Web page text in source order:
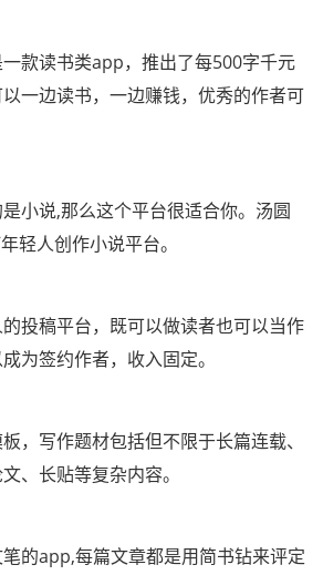
读书类app，推出了每500字千元
一边读书，一边赚钱，优秀的作者可
说,那么这个平台很适合你。汤圆
轻人创作小说平台。
稿平台，既可以做读者也可以当作
为签约作者，收入固定。
写作题材包括但不限于长篇连载、
、长贴等复杂内容。
app,每篇文章都是用简书钻来评定